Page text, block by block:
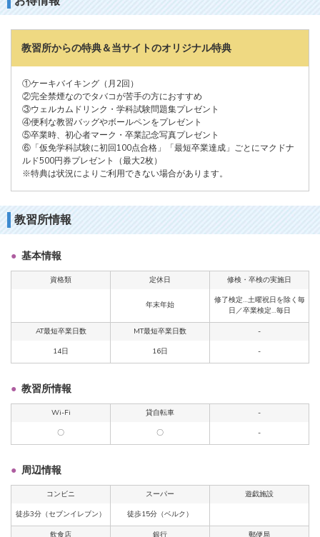
教習所からの特典＆当サイトのオリジナル特典
①ケーキバイキング（月2回）
②完全禁煙なのでタバコが苦手の方におすすめ
③ウェルカムドリンク・学科試験問題集プレゼント
④便利な教習バッグやボールペンをプレゼント
⑤卒業時、初心者マーク・卒業記念写真プレゼント
⑥「仮免学科試験に初回100点合格」「最短卒業達成」ごとにマクドナ
ルド500円券プレゼント（最大2枚）
※特典は状況によりご利用できない場合があります。
教習所情報
基本情報
資格類 定休日 修検・卒検の実施日
年末年始
修了検定…土曜祝日を除く毎
日／卒業検定…毎日
AT最短卒業日数 MT最短卒業日数
-
14日
16日 -
教習所情報
Wi-Fi 貸自転車
-
〇
〇 -
周辺情報
コンビニ スーパー
遊戯施設
徒歩3分（セブンイレブン）
徒歩15分（ベルク）
飲食店 銀行 郵便局